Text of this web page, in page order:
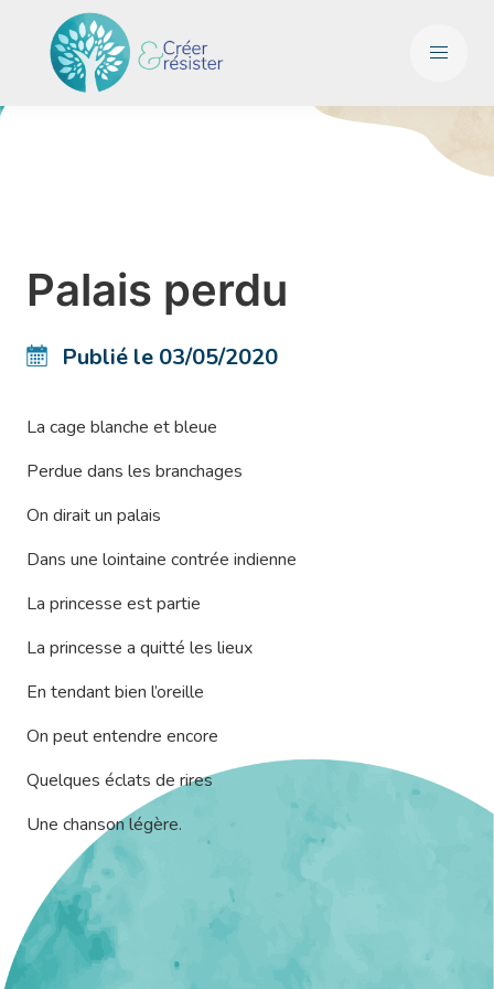
Palais perdu
Publié le 03/05/2020
La cage blanche et bleue
Perdue dans les branchages
On dirait un palais
Dans une lointaine contrée indienne
La princesse est partie
La princesse a quitté les lieux
En tendant bien l’oreille
On peut entendre encore
Quelques éclats de rires
Une chanson légère.